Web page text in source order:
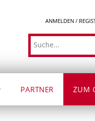
ANMELDEN /
Suche
PARTNER ZUM